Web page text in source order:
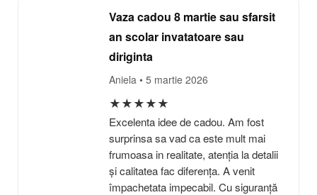
Vaza cadou 8 martie sau sfarsit
an scolar invatatoare sau
diriginta
Aniela • 5 martie 2026
★★★★★
Excelenta idee de cadou. Am fost
surprinsa sa vad ca este mult mai
frumoasa in realitate, atenția la detalii
și calitatea fac diferența. A venit
împachetata impecabil. Cu siguranță